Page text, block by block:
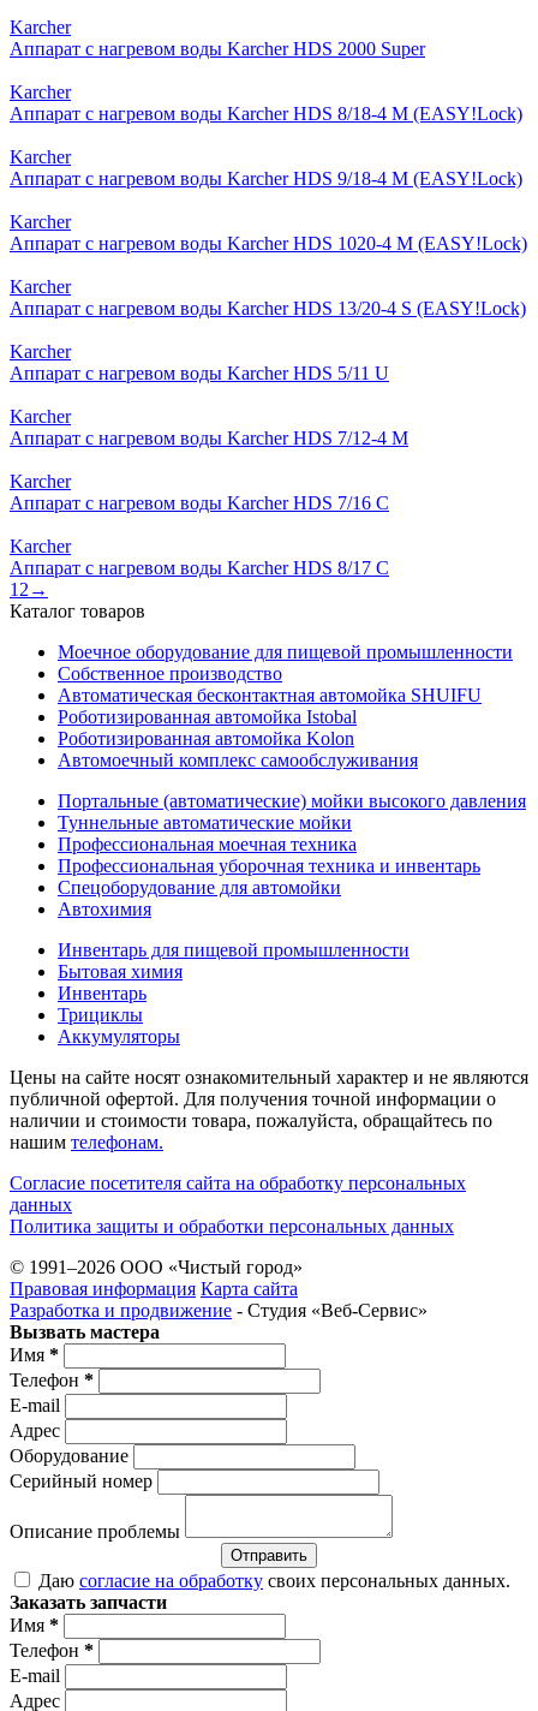
Karcher
Аппарат с нагревом воды Karcher HDS 2000 Super
Karcher
Аппарат с нагревом воды Karcher HDS 8/18-4 M (EASY!Lock)
Karcher
Аппарат с нагревом воды Karcher HDS 9/18-4 M (EASY!Lock)
Karcher
Аппарат с нагревом воды Karcher HDS 1020-4 M (EASY!Lock)
Karcher
Аппарат с нагревом воды Karcher HDS 13/20-4 S (EASY!Lock)
Karcher
Аппарат с нагревом воды Karcher HDS 5/11 U
Karcher
Аппарат с нагревом воды Karcher HDS 7/12-4 M
Karcher
Аппарат с нагревом воды Karcher HDS 7/16 C
Karcher
Аппарат с нагревом воды Karcher HDS 8/17 C
1 2 →
Каталог товаров
Моечное оборудование для пищевой промышленности
Собственное производство
Автоматическая бесконтактная автомойка SHUIFU
Роботизированная автомойка Istobal
Роботизированная автомойка Kolon
Автомоечный комплекс самообслуживания
Портальные (автоматические) мойки высокого давления
Туннельные автоматические мойки
Профессиональная моечная техника
Профессиональная уборочная техника и инвентарь
Спецоборудование для автомойки
Автохимия
Инвентарь для пищевой промышленности
Бытовая химия
Инвентарь
Трициклы
Аккумуляторы
Цены на сайте носят ознакомительный характер и не являются
публичной офертой. Для получения точной информации о
наличии и стоимости товара, пожалуйста, обращайтесь по
нашим телефонам.
Согласие посетителя сайта на обработку персональных
данных
Политика защиты и обработки персональных данных
© 1991–2026 ООО «Чистый город»
Правовая информация Карта сайта
Разработка и продвижение - Студия «Веб-Cервис»
Вызвать мастера
Имя *
Телефон *
E-mail
Адрес
Оборудование
Серийный номер
Описание проблемы
Отправить
Даю согласие на обработку своих персональных данных.
Заказать запчасти
Имя *
Телефон *
E-mail
Адрес